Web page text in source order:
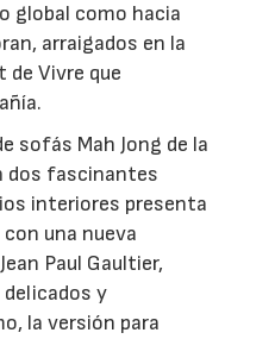
global como hacia
arraigados en la
de Vivre que
sofás Mah Jong de la
dos fascinantes
interiores presenta
una nueva
Paul Gaultier,
y
la versión para